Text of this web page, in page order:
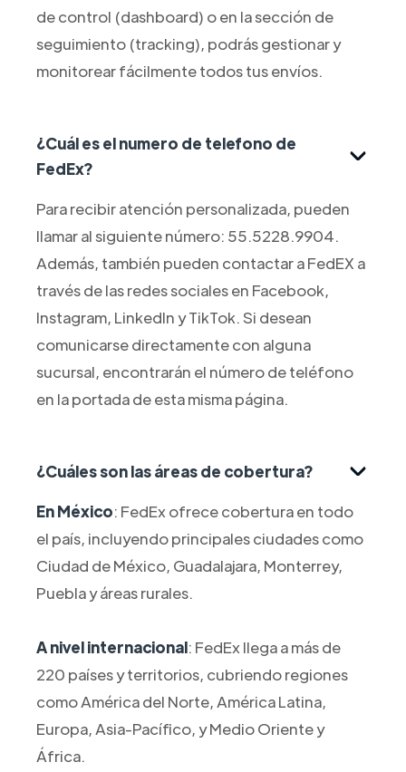
de control (dashboard) o en la sección de
seguimiento (tracking), podrás gestionar y
monitorear fácilmente todos tus envíos.
¿Cuál es el numero de telefono de
FedEx?
Para recibir atención personalizada, pueden
llamar al siguiente número: 55.5228.9904.
Además, también pueden contactar a FedEX a
través de las redes sociales en Facebook,
Instagram, LinkedIn y TikTok. Si desean
comunicarse directamente con alguna
sucursal, encontrarán el número de teléfono
en la portada de esta misma página.
¿Cuáles son las áreas de cobertura?
En México: FedEx ofrece cobertura en todo
el país, incluyendo principales ciudades como
Ciudad de México, Guadalajara, Monterrey,
Puebla y áreas rurales.
A nivel internacional: FedEx llega a más de
220 países y territorios, cubriendo regiones
como América del Norte, América Latina,
Europa, Asia-Pacífico, y Medio Oriente y
África.